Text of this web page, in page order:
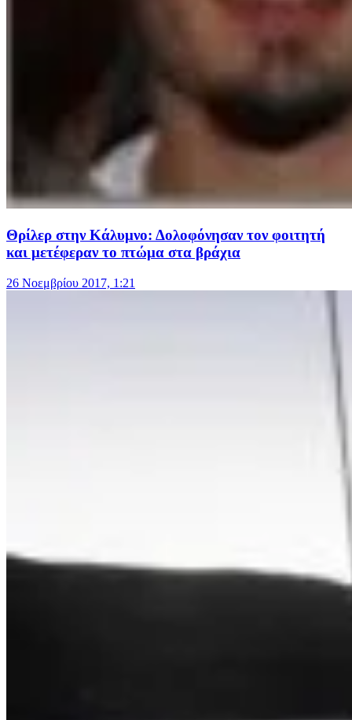
Θρίλερ στην Κάλυμνο: Δολοφόνησαν τον φοιτητή
και μετέφεραν το πτώμα στα βράχια
26 Νοεμβρίου 2017, 1:21